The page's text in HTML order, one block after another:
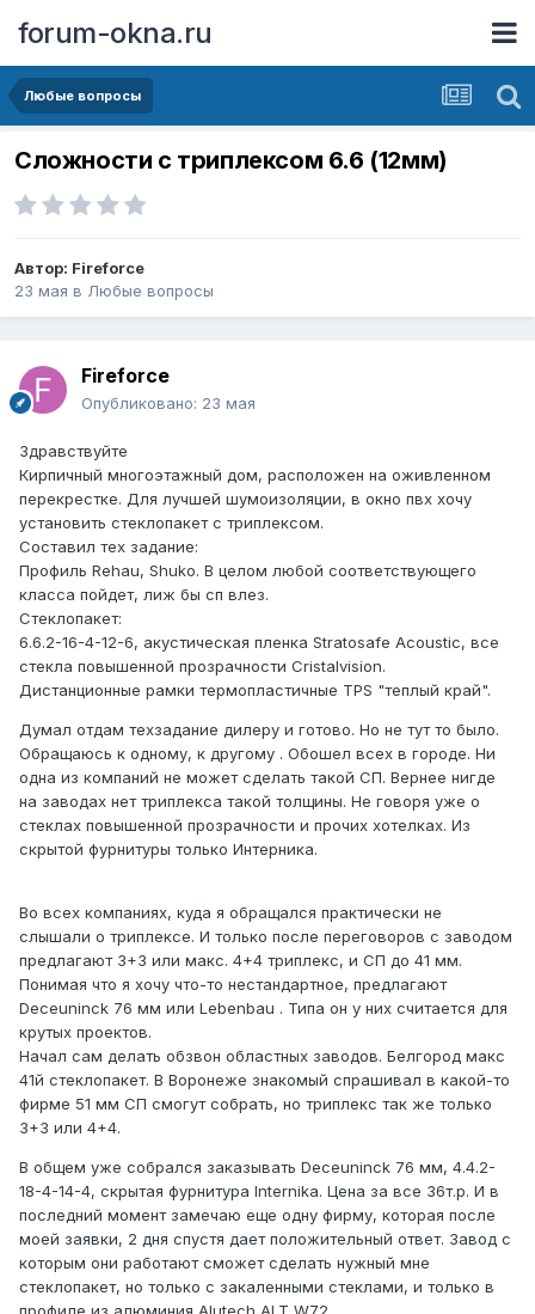
forum-okna.ru
Любые вопросы
Сложности с триплексом 6.6 (12мм)
Автор: Fireforce
23 мая в Любые вопросы
Fireforce
Опубликовано: 23 мая
Здравствуйте
Кирпичный многоэтажный дом, расположен на оживленном
перекрестке. Для лучшей шумоизоляции, в окно пвх хочу
установить стеклопакет с триплексом.
Составил тех задание:
Профиль Rehau, Shuko. В целом любой соответствующего
класса пойдет, лиж бы сп влез.
Стеклопакет:
6.6.2-16-4-12-6, акустическая пленка Stratosafe Acoustic, все
стекла повышенной прозрачности Cristalvision.
Дистанционные рамки термопластичные TPS "теплый край".
Думал отдам техзадание дилеру и готово. Но не тут то было.
Обращаюсь к одному, к другому . Обошел всех в городе. Ни
одна из компаний не может сделать такой СП. Вернее нигде
на заводах нет триплекса такой толщины. Не говоря уже о
стеклах повышенной прозрачности и прочих хотелках. Из
скрытой фурнитуры только Интерника.
Во всех компаниях, куда я обращался практически не
слышали о триплексе. И только после переговоров с заводом
предлагают 3+3 или макс. 4+4 триплекс, и СП до 41 мм.
Понимая что я хочу что-то нестандартное, предлагают
Deceuninck 76 мм или Lebenbau . Типа он у них считается для
крутых проектов.
Начал сам делать обзвон областных заводов. Белгород макс
41й стеклопакет. В Воронеже знакомый спрашивал в какой-то
фирме 51 мм СП смогут собрать, но триплекс так же только
3+3 или 4+4.
В общем уже собрался заказывать Deceuninck 76 мм, 4.4.2-
18-4-14-4, скрытая фурнитура Internika. Цена за все 36т.р. И в
последний момент замечаю еще одну фирму, которая после
моей заявки, 2 дня спустя дает положительный ответ. Завод с
которым они работают сможет сделать нужный мне
стеклопакет, но только с закаленными стеклами, и только в